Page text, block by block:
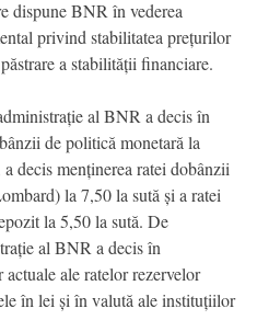
dispune BNR în vederea
privind stabilitatea prețurilor
a stabilității financiare.
al BNR a decis în
de politică monetară la
decis menținerea ratei dobânzii
la 7,50 la sută și a ratei
la 5,50 la sută. De
al BNR a decis în
ale ratelor rezervelor
în lei și în valută ale instituțiilor